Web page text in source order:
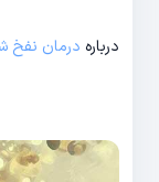
درباره درمان نفخ